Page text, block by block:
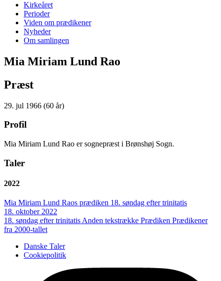
Kirkeåret
Perioder
Viden om prædikener
Nyheder
Om samlingen
Mia Miriam Lund Rao
Præst
29. jul 1966 (60 år)
Profil
Mia Miriam Lund Rao er sognepræst i Brønshøj Sogn.
Taler
2022
Mia Miriam Lund Raos prædiken 18. søndag efter trinitatis
18. oktober 2022
18. søndag efter trinitatisAnden tekstrække Prædiken Prædikener
fra 2000-tallet
Danske Taler
Cookiepolitik